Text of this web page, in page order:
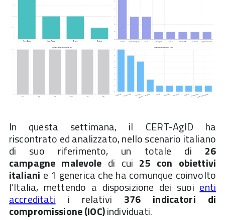
In questa settimana, il CERT-AgID ha
riscontrato ed analizzato, nello scenario italiano
di suo riferimento, un totale di 26
campagne malevole di cui 25 con obiettivi
italiani e 1 generica che ha comunque coinvolto
l’Italia, mettendo a disposizione dei suoienti
accreditatii relativi 376 indicatori di
compromissione (IOC)individuati.